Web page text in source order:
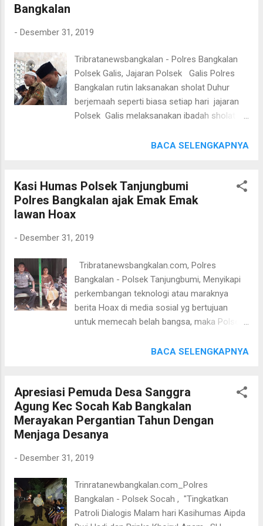
Pengaman Gereja oleh Anggota Pos PAM
Tanjungbumi dilakukan setiap ada Kegiatan
keagamaan di Gereja maupun di rumah
ibadah di wilayah hukum Polsek
Tanjungbumi, “Semoga dengan kegiatan ini
masyarakat dapat terlindungi karena hadirnya
Kapolres Bangkalan AKBP Rama Samtama
Bangkalan
- Desember 31, 2019
Tribratanewsbangkalan - Polres Bangkalan
Polsek Galis, Jajaran Polsek Galis Polres
Bangkalan rutin laksanakan sholat Duhur
berjemaah seperti biasa setiap hari jajaran
Polsek Galis melaksanakan ibadah sholat
(31/12/2019), Kanit Shabara Polsek Galis
masjid Al Ibrohimi Ds. galis kec.Galis
Kab.Bangkalan Warga masyarakat
mengapresiasi jajaran Polsek Galis yang
masyarakat dalam melaksanakan ibadah
Ibadah petugas Polsek Galis memberikan
pesan Kamtibmas mengharap bantuan dan
kerjasamanya dalam rangka menjaga situasi
Kamtibmas di desa Galis Kapolsek Galis
AKP.DAKY DZUL QORNAIN,SH. menuturkan"
Polres Bangkalan akan semakin dekat
BACA SELENGKAPNYA
Kasi Humas Polsek Tanjungbumi
Polres Bangkalan ajak Emak Emak
lawan Hoax
- Desember 31, 2019
Tribratanewsbangkalan.com, Polres
Bangkalan - Polsek Tanjungbumi, Menyikapi
perkembangan teknologi atau maraknya
berita Hoax di media sosial yg bertujuan
untuk memecah belah bangsa, maka Polsek
Sambang Desa memberikan penyuluhan
Polsek Tanjungbumi dan satu Anggota
Polsek Tanjungbumi, Selasa (31/1/12/19),
Bripka Ahmad Muaddom melakukan
melaksanakan Binluh kepada Emak Emak
bincang santai, Bripka Ahmad Muaddom
berita berita yang belum tentu kebenarannya
(Hoax) yang cenderung dapat memecah
belah persatuan dan kesatuan bangsa,
BACA SELENGKAPNYA
Apresiasi Pemuda Desa Sanggra
Agung Kec Socah Kab Bangkalan
Merayakan Pergantian Tahun Dengan
Menjaga Desanya
- Desember 31, 2019
Trinratanewbangkalan.com_Polres
Bangkalan - Polsek Socah , "Tingkatkan
Patroli Dialogis Malam hari Kasihumas Aipda